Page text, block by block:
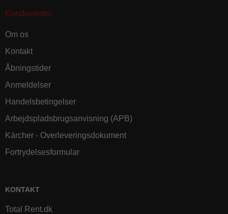
Kundecenter
Om os
Kontakt
Åbningstider
Anmeldelser
Handelsbetingelser
Arbejdspladsbrugsanvisning (APB)
Kärcher - Overleveringsdokument
Fortrydelsesformular
KONTAKT
Total Rent.dk